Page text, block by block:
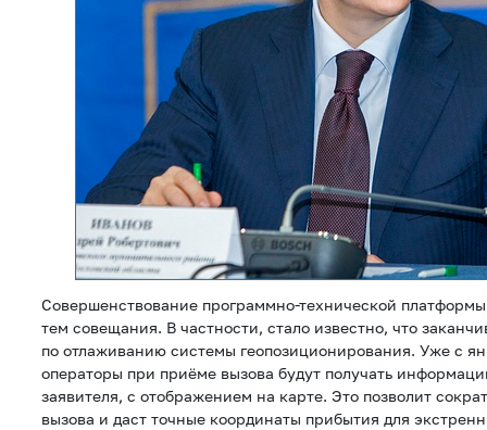
Совершенствование программно-технической
тем совещания. В частности, стало известно, что
по отлаживанию системы геопозиционирования. Уже с
операторы при приёме вызова будут получать
заявителя, с отображением на карте. Это позволит
вызова и даст точные координаты прибытия для